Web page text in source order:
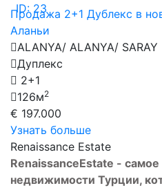
ID: 23
Продажа 2+1 Дублекс в
Аланьи
ALANYA/ ALANYA/ SARAY
Дуплекс
2+1
126м2
€ 197.000
Узнать больше
Renaissance Estate
RenaissanceEstate - самое
недвижимости Турции,